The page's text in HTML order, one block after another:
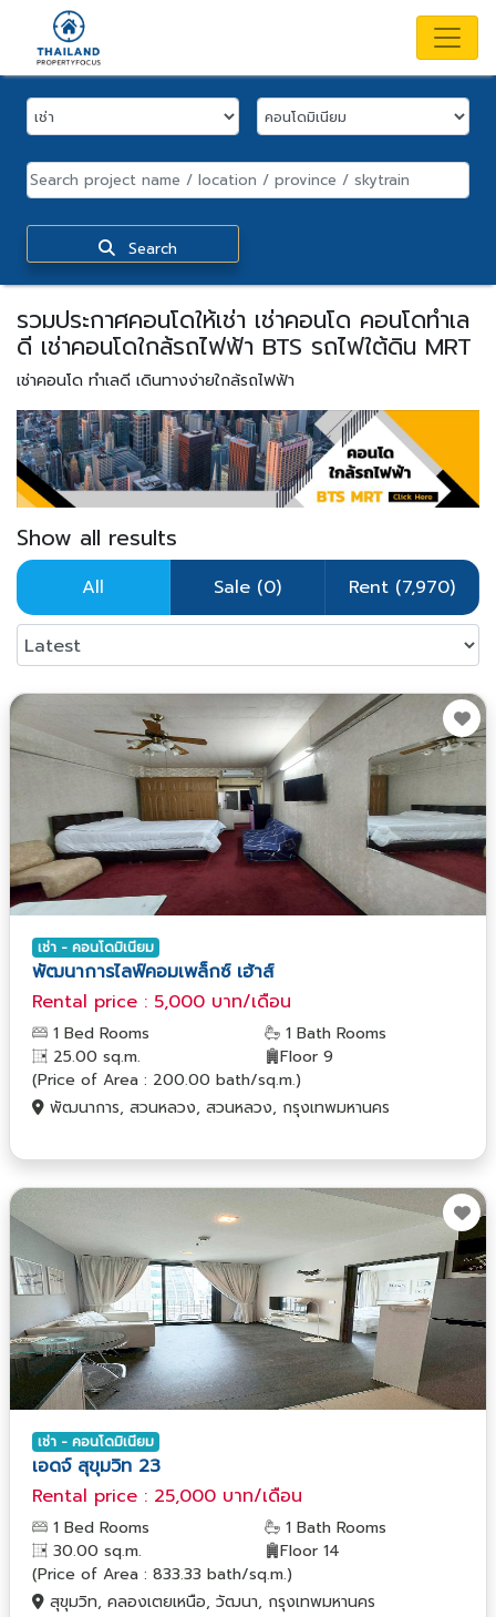
Search
รวมประกาศคอนโดให้เช่า เช่าคอนโด คอนโดทำเล
ดี เช่าคอนโดใกล้รถไฟฟ้า BTS รถไฟใต้ดิน MRT
เช่าคอนโด ทำเลดี เดินทางง่ายใกล้รถไฟฟ้า
Show all results
All Sale (0) Rent (7,970)
เช่า - คอนโดมิเนียม
พัฒนาการไลฟ์คอมเพล็กซ์ เฮ้าส์
Rental price : 5,000 บาท/เดือน
1 Bed Rooms
1 Bath Rooms
25.00 sq.m.
Floor 9
(Price of Area : 200.00 bath/sq.m.)
พัฒนาการ, สวนหลวง, สวนหลวง, กรุงเทพมหานคร
เช่า - คอนโดมิเนียม
เอดจ์ สุขุมวิท 23
Rental price : 25,000 บาท/เดือน
1 Bed Rooms
1 Bath Rooms
30.00 sq.m.
Floor 14
(Price of Area : 833.33 bath/sq.m.)
สุขุมวิท, คลองเตยเหนือ, วัฒนา, กรุงเทพมหานคร